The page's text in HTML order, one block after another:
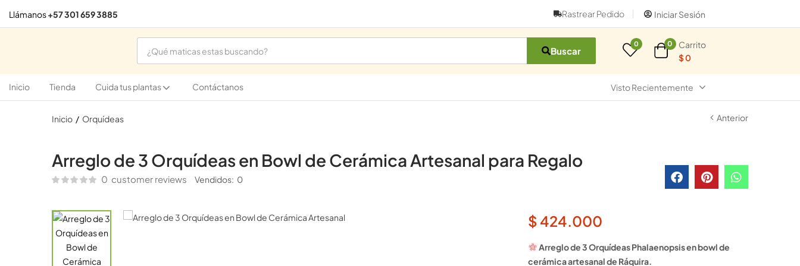
Llámanos+57 301 659 3885 Rastrear Pedido Iniciar Sesión
Buscar
0 0
Carrito
$0
Inicio Tienda Cuida tus plantas Contáctanos Visto Recientemente
Inicio Orquídeas Anterior
Arreglo de 3 Orquídeas en Bowl de Cerámica Artesanal para Regalo
0 customer reviews Vendidos: 0
$ 424.000
Arreglo de 3 Orquídeas Phalaenopsis en bowl de
cerámica artesanal de Ráquira.